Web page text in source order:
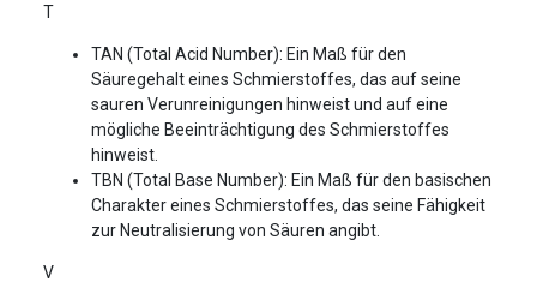
T
TAN (Total Acid Number): Ein Maß für den
Säuregehalt eines Schmierstoffes, das auf seine
sauren Verunreinigungen hinweist und auf eine
mögliche Beeinträchtigung des Schmierstoffes
hinweist.
TBN (Total Base Number): Ein Maß für den basischen
Charakter eines Schmierstoffes, das seine Fähigkeit
zur Neutralisierung von Säuren angibt.
V